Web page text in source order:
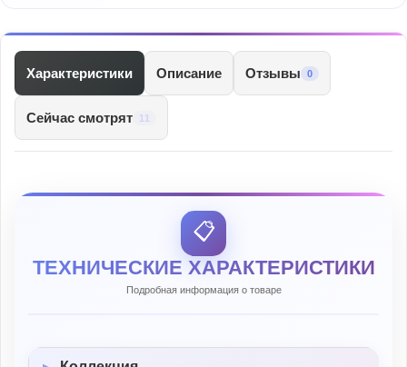
Характеристики Описание Отзывы 0
Сейчас смотрят 11
📋
ТЕХНИЧЕСКИЕ ХАРАКТЕРИСТИКИ
Подробная информация о товаре